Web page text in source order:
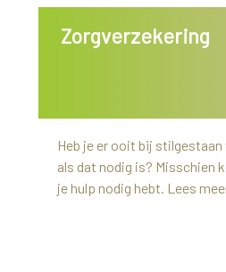
Zorgverzekering
Heb je er ooit bij
als dat nodig is? Misschien
je hulp nodig hebt. Lees